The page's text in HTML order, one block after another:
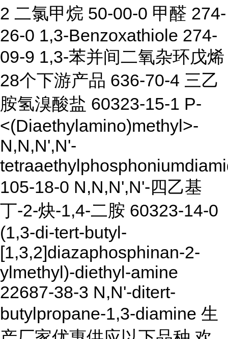
2 二氯甲烷 50-00-0 甲醛 274-
26-0 1,3-Benzoxathiole 274-
09-9 1,3-苯并间二氧杂环戊烯
28个下游产品 636-70-4 三乙
胺氢溴酸盐 60323-15-1 P-
<(Diaethylamino)methyl>-
N,N,N',N'-
105-18-0 N,N,N',N'-四乙基
丁-2-炔-1,4-二胺 60323-14-0
(1,3-di-tert-butyl-
[1,3,2]diazaphosphinan-2-
ylmethyl)-diethyl-amine
22687-38-3 N,N'-ditert-
butylpropane-1,3-diamine 生